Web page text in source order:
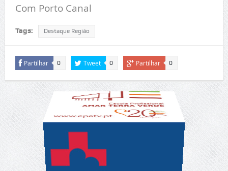
Com Porto Canal
Tags: Destaque Região
Partilhar 0 Tweet 0 Partilhar 0